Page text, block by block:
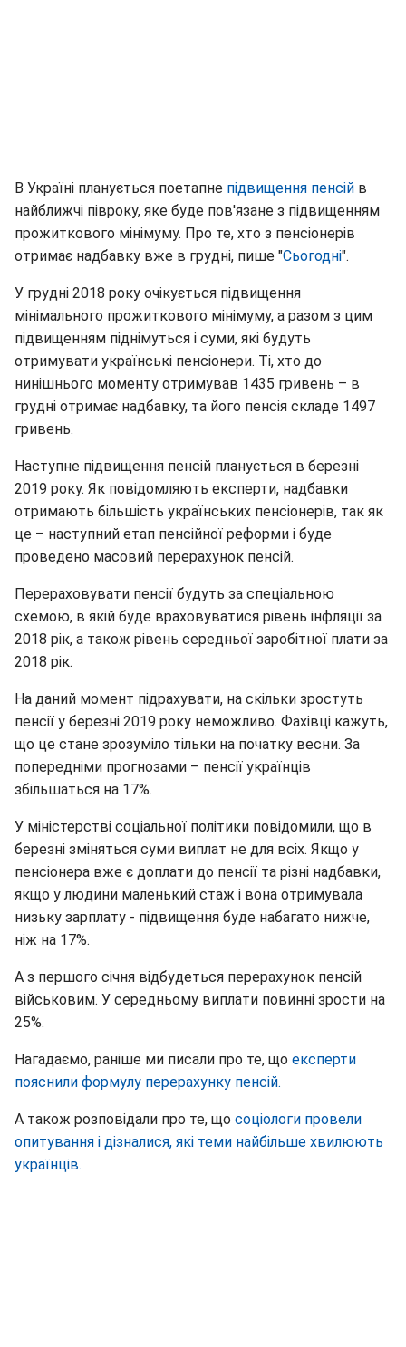
В Україні планується поетапне підвищення пенсій в
найближчі півроку, яке буде пов'язане з підвищенням
прожиткового мінімуму. Про те, хто з пенсіонерів
отримає надбавку вже в грудні, пише "Сьогодні".
У грудні 2018 року очікується підвищення
мінімального прожиткового мінімуму, а разом з цим
підвищенням піднімуться і суми, які будуть
отримувати українські пенсіонери. Ті, хто до
нинішнього моменту отримував 1435 гривень – в
грудні отримає надбавку, та його пенсія складе 1497
гривень.
Наступне підвищення пенсій планується в березні
2019 року. Як повідомляють експерти, надбавки
отримають більшість українських пенсіонерів, так як
це – наступний етап пенсійної реформи і буде
проведено масовий перерахунок пенсій.
Перераховувати пенсії будуть за спеціальною
схемою, в якій буде враховуватися рівень інфляції за
2018 рік, а також рівень середньої заробітної плати за
2018 рік.
На даний момент підрахувати, на скільки зростуть
пенсії у березні 2019 року неможливо. Фахівці кажуть,
що це стане зрозуміло тільки на початку весни. За
попередніми прогнозами – пенсії українців
збільшаться на 17%.
У міністерстві соціальної політики повідомили, що в
березні зміняться суми виплат не для всіх. Якщо у
пенсіонера вже є доплати до пенсії та різні надбавки,
якщо у людини маленький стаж і вона отримувала
низьку зарплату - підвищення буде набагато нижче,
ніж на 17%.
А з першого січня відбудеться перерахунок пенсій
військовим. У середньому виплати повинні зрости на
25%.
Нагадаємо, раніше ми писали про те, що експерти
пояснили формулу перерахунку пенсій.
А також розповідали про те, що соціологи провели
опитування і дізналися, які теми найбільше хвилюють
українців.